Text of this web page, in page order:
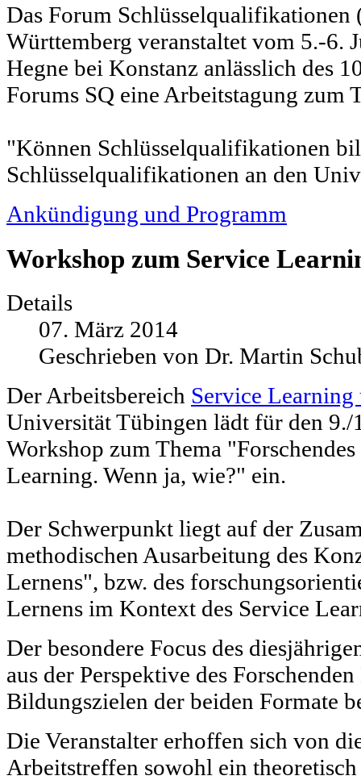
Das Forum Schlüsselqualifikationen
Württemberg veranstaltet vom 5.-6.
Hegne bei Konstanz anlässlich des
Forums SQ eine Arbeitstagung zum
"Können Schlüsselqualifikationen
Schlüsselqualifikationen an den
Ankündigung und Programm
Workshop zum Service
Details
07. März 2014
Geschrieben von Dr. Martin
Der Arbeitsbereich Service Learning
Universität Tübingen lädt für den
Workshop zum Thema
Learning. Wenn ja, wie?" ein.
Der Schwerpunkt liegt auf der
methodischen Ausarbeitung des
Lernens", bzw. des
Lernens im Kontext des Service
Der besondere Focus des
aus der Perspektive des
Bildungszielen der beiden Formate
Die Veranstalter erhoffen sich von
Arbeitstreffen sowohl ein